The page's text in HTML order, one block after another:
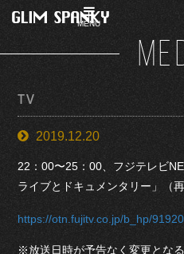
MENU
TV
2019.12.20
22：00〜25：00、フジテレビ
ライブとドキュメンタリー」（再
https://otn.fujitv.co.jp/b_hp/
※放送日時が予告なく変更とな